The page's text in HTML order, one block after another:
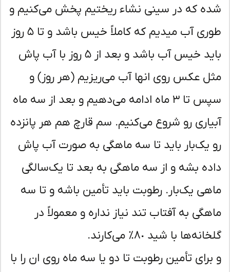
که در سینی نشاء ریختیم پخش می‌کنیم و
طوری آب میدیم که کاملاً خیس باشد و تا ۵ روز
باید خیس آب باشد و بعد از ۵ روز با آب پاش
عکس روی انها آب می‌ریزیم (هر روز) و
سپس تا ٣ ماه ادامه می‌دهیم و بعد از سه ماه
رو شروع می‌کنیم. سم قارچ هم هر پانزده
یک‌بار باید تا سه ماهگی به صورت آب پاش
بشه و از سه ماهگی به بعد تا یک‌سالگی
یک‌بار. رطوبت باید تأمین باشه و تا سه
به آفتاب تند نیاز نداره و معمولاً در
با شید ٨٠٪ می‌کارند.
تأمین رطوبت تا دو یا سه ماه روی ان را با